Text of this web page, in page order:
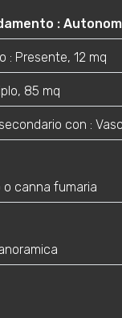
:
: Presente, 12 mq
85 mq
con :
o canna fumaria